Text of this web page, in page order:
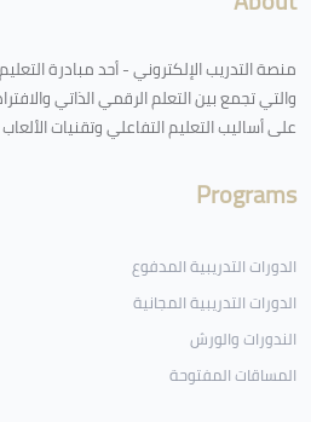
منصة التدريب الإلكتروني - أحد مبادرة
والتي تجمع بين التعلم الرقمي الذاتي
على أساليب التعليم التفاعلي وتقنيات
Programs
الدورات التدريبية المدفوع
الدورات التدريبية المجانية
الندورات والورش
المساقات المفتوحة